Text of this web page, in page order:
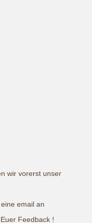
wir vorerst unser
email an
Feedback !